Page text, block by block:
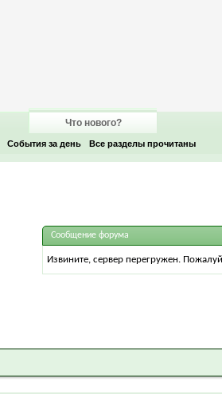
Что нового?
События за день Все разделы прочитаны
Сообщение форума
Извините, сервер перегружен.